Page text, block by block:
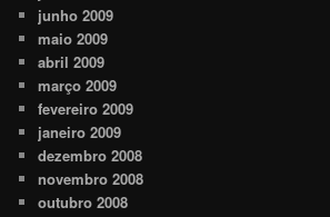
junho 2009
maio 2009
abril 2009
março 2009
fevereiro 2009
janeiro 2009
dezembro 2008
novembro 2008
outubro 2008